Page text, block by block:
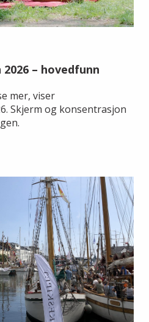
– hovedfunn
mer, viser
Skjerm og konsentrasjon